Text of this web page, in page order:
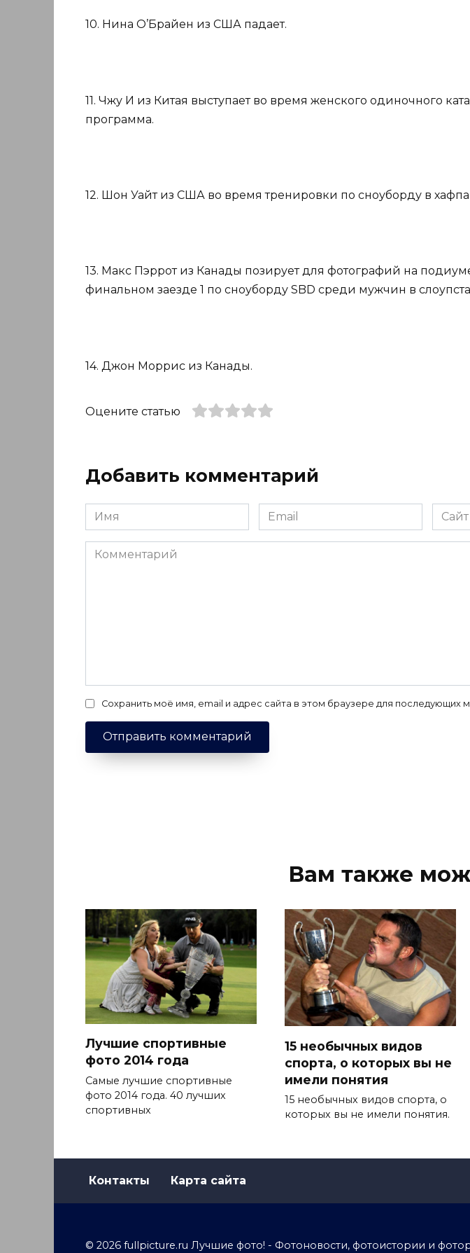
10. Нина О’Брайен из США падает.
11. Чжу И из Китая выступает во время женского одиночного
программа.
12. Шон Уайт из США во время тренировки по сноуборду в
13. Макс Пэррот из Канады позирует для фотографий на
финальном заезде 1 по сноуборду SBD среди мужчин в
14. Джон Моррис из Канады.
Оцените статью
Добавить комментарий
Имя
*
Email
*
Сайт
Комментарий
Сохранить моё имя, email и адрес сайта в этом браузере для последующих
Вам также
Лучшие спортивные
фото 2014 года
Самые лучшие спортивные
фото 2014 года. 40 лучших
спортивных
15 необычных видов
спорта, о которых вы не
имели понятия
15 необычных видов спорта, о
которых вы не имели понятия.
Контакты Карта сайта
© 2026 fullpicture.ru Лучшие фото! - Фотоновости, фотоистории и